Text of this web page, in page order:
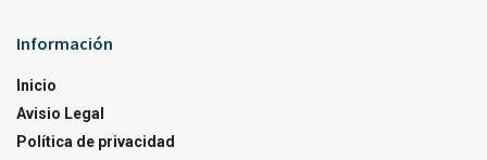
Información
Inicio
Avisio Legal
Política de privacidad